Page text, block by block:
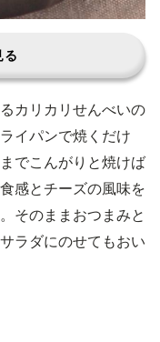
る
カリカリせんべいの
イパンで焼くだけ
でこんがりと焼けば
感とチーズの風味を
そのままおつまみと
ラダにのせてもおい